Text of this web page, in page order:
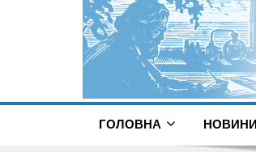
ГОЛОВНА НОВИНИ